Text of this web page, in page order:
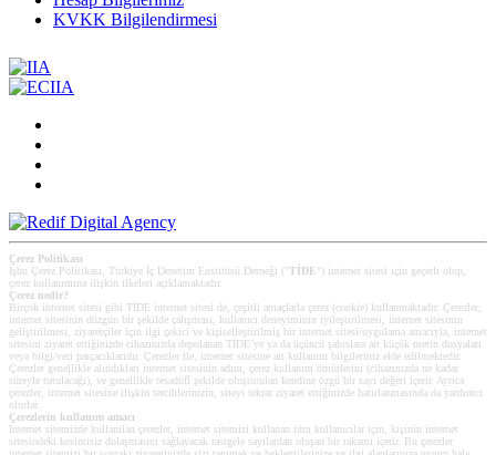
KVKK Bilgilendirmesi
Çerez Politikası
İşbu Çerez Politikası, Türkiye İç Denetim Enstitüsü Derneği (" TİDE ") internet sitesi için geçerli olup,
çerez kullanımına ilişkin ilkeleri açıklamaktadır.
Çerez nedir?
Birçok internet sitesi gibi TİDE internet sitesi de, çeşitli amaçlarla çerez (cookie) kullanmaktadır. Çerezler;
internet sitesinin düzgün bir şekilde çalışması, kullanıcı deneyiminin iyileştirilmesi, internet sitesinin
geliştirilmesi, ziyaretçiler için ilgi çekici ve kişiselleştirilmiş bir internet sitesi/uygulama amacıyla, internet
sitesini ziyaret ettiğinizde cihazınızda depolanan TİDE’ye ya da üçüncü şahıslara ait küçük metin dosyaları
veya bilgi/veri parçacıklarıdır. Çerezler ile, internet sitesine ait kullanım bilgileriniz elde edilmektedir.
Çerezler genellikle alındıkları internet sitesinin adını, çerez kullanım ömürlerini (cihazınızda ne kadar
süreyle tutulacağı), ve genellikle tesadüfî şekilde oluşturulan kendine özgü bir sayı değeri içerir. Ayrıca
çerezler, internet sitesine ilişkin tercihlerinizin, siteyi tekrar ziyaret ettiğinizde hatırlanmasında da yardımcı
olurlar.
Çerezlerin kullanım amacı
Internet sitemizde kullanılan çerezler, internet sitemizi kullanan tüm kullanıcılar için, kişinin internet
sitesindeki kesintisiz dolaşmasını sağlayacak rastgele sayılardan oluşan bir rakamı içerir. Bu çerezler